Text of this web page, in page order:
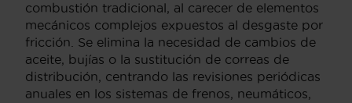
combustión tradicional, al carecer de elementos
mecánicos complejos expuestos al desgaste por
fricción. Se elimina la necesidad de cambios de
aceite, bujías o la sustitución de correas de
distribución, centrando las revisiones periódicas
anuales en los sistemas de frenos, neumáticos,